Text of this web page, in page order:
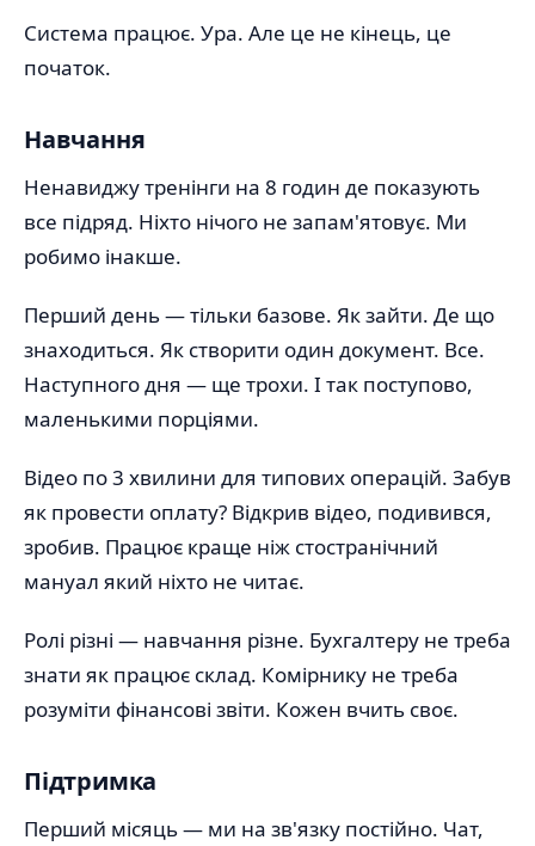
Система працює. Ура. Але це не кінець, це
початок.
Навчання
Ненавиджу тренінги на 8 годин де показують
все підряд. Ніхто нічого не запам'ятовує. Ми
робимо інакше.
Перший день — тільки базове. Як зайти. Де що
знаходиться. Як створити один документ. Все.
Наступного дня — ще трохи. І так поступово,
маленькими порціями.
Відео по 3 хвилини для типових операцій. Забув
як провести оплату? Відкрив відео, подивився,
зробив. Працює краще ніж стостранічний
мануал який ніхто не читає.
Ролі різні — навчання різне. Бухгалтеру не треба
знати як працює склад. Комірнику не треба
розуміти фінансові звіти. Кожен вчить своє.
Підтримка
Перший місяць — ми на зв'язку постійно. Чат,